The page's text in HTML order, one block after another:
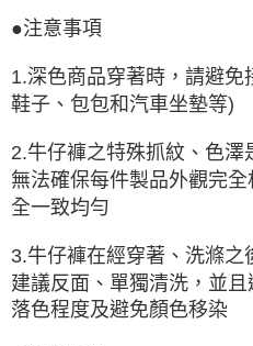
●注意事項
1.深色商品穿著時，請避免
鞋子、包包和汽車坐墊等)
2.牛仔褲之特殊抓紋、色澤
無法確保每件製品外觀完
全一致均勻
3.牛仔褲在經穿著、洗滌之
建議反面、單獨清洗，並
落色程度及避免顏色移染